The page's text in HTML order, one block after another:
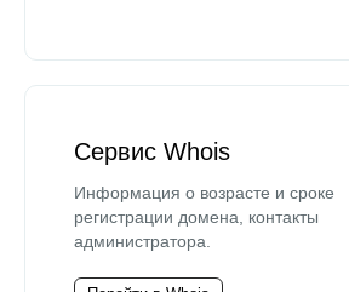
Сервис Whois
Информация о возрасте и сроке
регистрации домена, контакты
администратора.